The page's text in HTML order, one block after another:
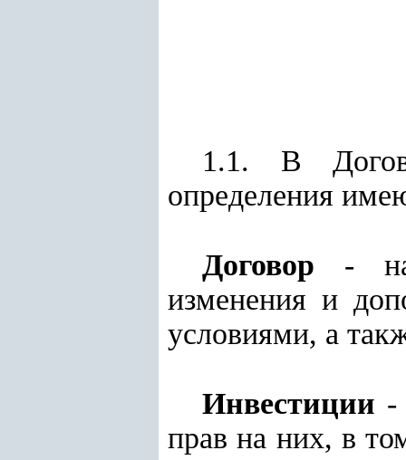
1.1. В
определения
Договор -
изменения и
условиями, а
Инвестиции -
прав на них, в